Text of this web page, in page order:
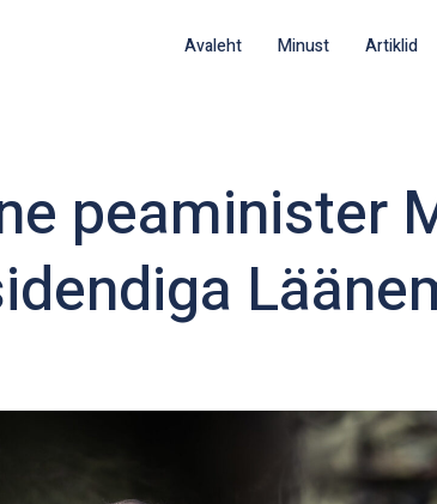
Avaleht Minust Artiklid
peaminister